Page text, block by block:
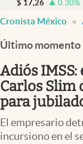
Opinión
Pc y celular
Vida y estilo
Tv
$ 17,26 0.30%
Cronista México
Último momento
Adiós
Carlos Slim
para
El empresario
incursiono en el